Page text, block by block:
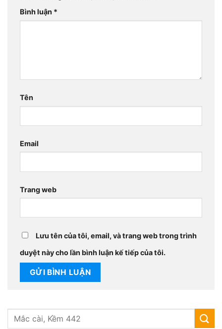
Bình luận *
Tên
Email
Trang web
Lưu tên của tôi, email, và trang web trong trình
duyệt này cho lần bình luận kế tiếp của tôi.